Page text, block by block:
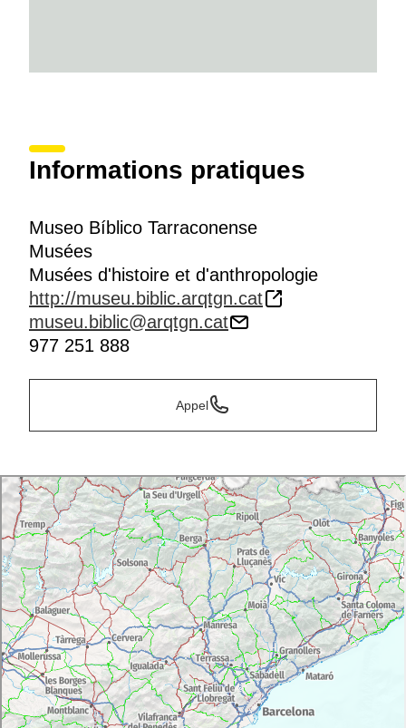
Informations pratiques
Museo Bíblico Tarraconense
Musées
Musées d'histoire et d'anthropologie
http://museu.biblic.arqtgn.cat
museu.biblic@arqtgn.cat
977 251 888
Appel